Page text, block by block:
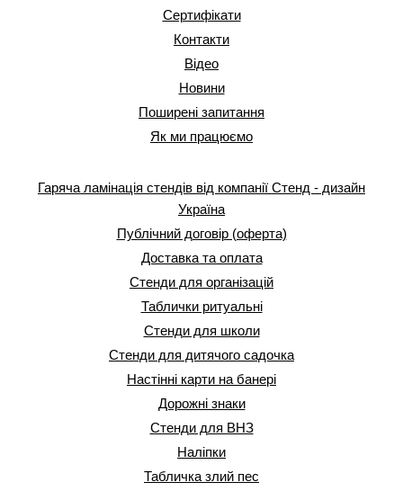
Сертифікати
Контакти
Відео
Новини
Поширені запитання
Як ми працюємо
Гаряча ламінація стендів від компанії Стенд - дизайн
Україна
Публічний договір (оферта)
Доставка та оплата
Стенди для організацій
Таблички ритуальні
Стенди для школи
Стенди для дитячого садочка
Настінні карти на банері
Дорожні знаки
Стенди для ВНЗ
Наліпки
Табличка злий пес